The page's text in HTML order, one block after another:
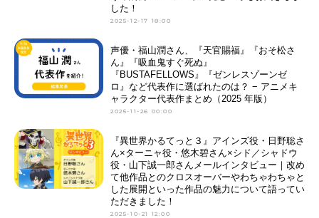
した！
2025-12-17 18:00
声優・福山潤さん、『天官賜福』『おそ松さ
ん』『吸血鬼すぐ死ぬ』
『BUSTAFELLOWS』『ゼンレスゾーンゼ
ロ』など代表作に選ばれたのは？ − アニメキ
ャラクター代表作まとめ（2025 年版）
2025-11-26 00:00
『異世界かるてっと３』アインズ役・日野聡さ
ん×ターニャ役・悠木碧さん×シド／シャドウ
役・山下誠一郎さんメールインタビュー｜改め
て他作品とのクロスオーバーやわちゃわちゃと
した展開といった作品の魅力について語ってい
ただきました！
2025-10-21 12:00